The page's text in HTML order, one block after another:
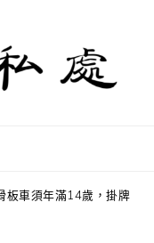
板車須年滿14歲，掛牌